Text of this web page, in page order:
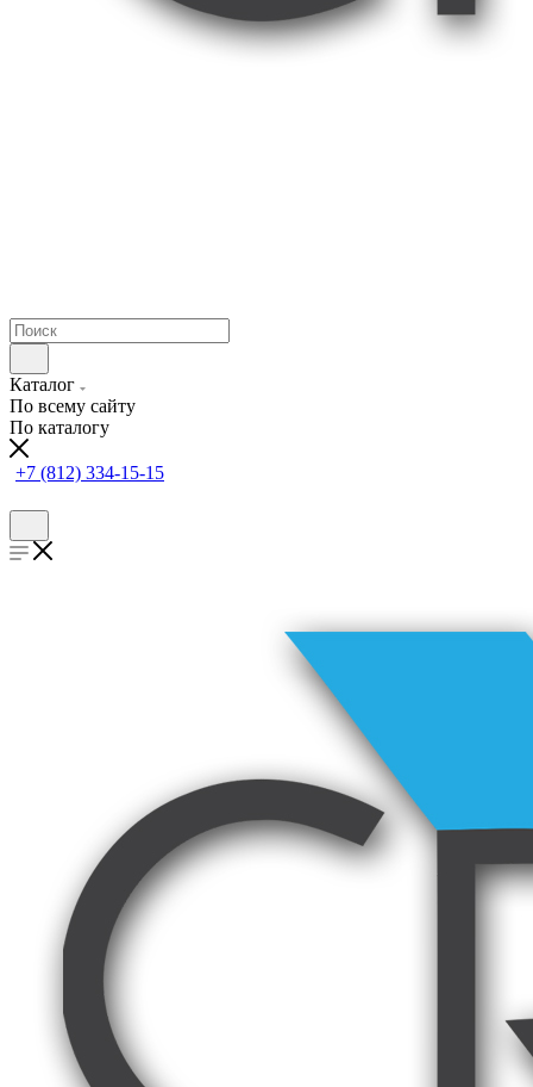
Каталог
По всему сайту
По каталогу
+7 (812) 334-15-15